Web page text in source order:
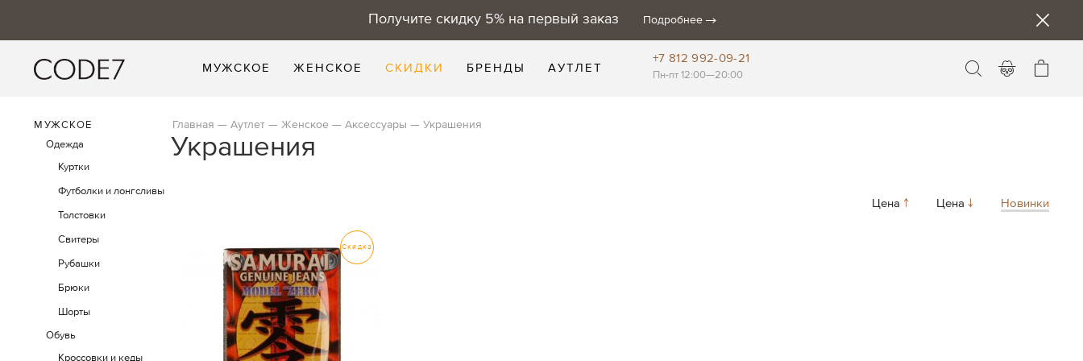
Получите скидку 5% на первый заказ Подробнее
МУЖСКОЕ ЖЕНСКОЕ СКИДКИ БРЕНДЫ АУТЛЕТ
+7 812 992-09-21
Пн-пт 12:00—20:00
Главная Аутлет Женское Аксессуары Украшения
Украшения
МУЖСКОЕ
Одежда
Куртки
Футболки и лонгсливы
Толстовки
Свитеры
Рубашки
Брюки
Шорты
Обувь
Кроссовки и кеды
Цена Цена Новинки
Скидка